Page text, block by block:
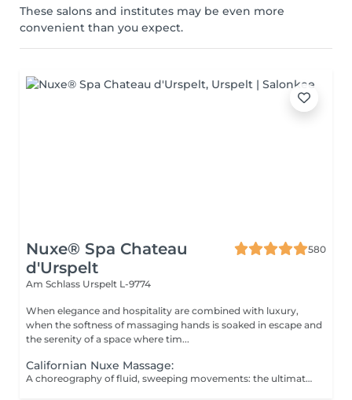
These salons and institutes may be even more
convenient than you expect.
Nuxe® Spa Chateau
d'Urspelt
580
Am Schlass Urspelt L-9774
When elegance and hospitality are combined with luxury,
when the softness of massaging hands is soaked in escape and
the serenity of a space where tim...
Californian Nuxe Massage:
A choreography of fluid, sweeping movements: the ultimate in relaxation.